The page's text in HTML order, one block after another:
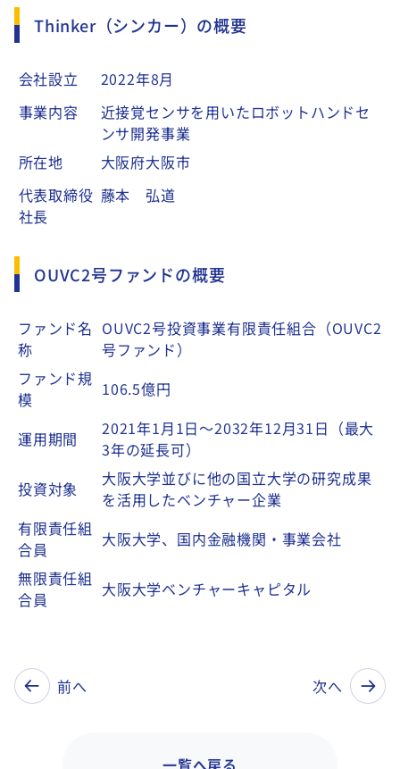
Thinker（シンカー）の概要
会社設立
2022年8月
事業内容
近接覚センサを用いたロボットハンドセ
ンサ開発事業
所在地
大阪府大阪市
代表取締役
社長
藤本 弘道
OUVC2号ファンドの概要
ファンド名
称
OUVC2号投資事業有限責任組合（OUVC2
号ファンド）
ファンド規
模
106.5億円
運用期間
2021年1月1日～2032年12月31日（最大
3年の延長可）
投資対象
大阪大学並びに他の国立大学の研究成果
を活用したベンチャー企業
有限責任組
合員
大阪大学、国内金融機関・事業会社
無限責任組
合員
大阪大学ベンチャーキャピタル
前へ
一覧へ戻る
次へ